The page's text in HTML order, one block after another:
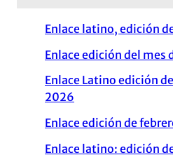
Enlace latino, edición
Enlace edición del mes
Enlace Latino edición
2026
Enlace edición de
Enlace latino: edición